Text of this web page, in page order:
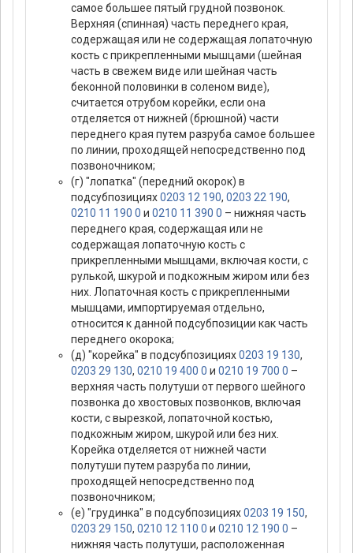
самое большее пятый грудной позвонок.
Верхняя (спинная) часть переднего края,
содержащая или не содержащая лопаточную
кость с прикрепленными мышцами (шейная
часть в свежем виде или шейная часть
беконной половинки в соленом виде),
считается отрубом корейки, если она
отделяется от нижней (брюшной) части
переднего края путем разруба самое большее
по линии, проходящей непосредственно под
позвоночником;
(г) "лопатка" (передний окорок) в
подсубпозициях0203 12 190, 0203 22 190,
0210 11 190 0 и 0210 11 390 0 – нижняя часть
переднего края, содержащая или не
содержащая лопаточную кость с
прикрепленными мышцами, включая кости, с
рулькой, шкурой и подкожным жиром или без
них. Лопаточная кость с прикрепленными
мышцами, импортируемая отдельно,
относится к данной подсубпозиции как часть
переднего окорока;
(д) "корейка" в подсубпозициях0203 19 130,
0203 29 130, 0210 19 400 0 и 0210 19 700 0 –
верхняя часть полутуши от первого шейного
позвонка до хвостовых позвонков, включая
кости, с вырезкой, лопаточной костью,
подкожным жиром, шкурой или без них.
Корейка отделяется от нижней части
полутуши путем разруба по линии,
проходящей непосредственно под
позвоночником;
(е) "грудинка" в подсубпозициях0203 19 150,
0203 29 150, 0210 12 110 0 и 0210 12 190 0 –
нижняя часть полутуши, расположенная